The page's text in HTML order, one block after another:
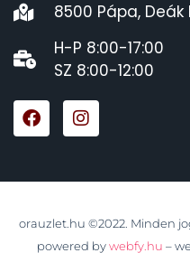
8500 Pápa, Deák
H-P 8:00-17:00
SZ 8:00-12:00
orauzlet.hu ©2022. Minden
powered by webfy.hu –